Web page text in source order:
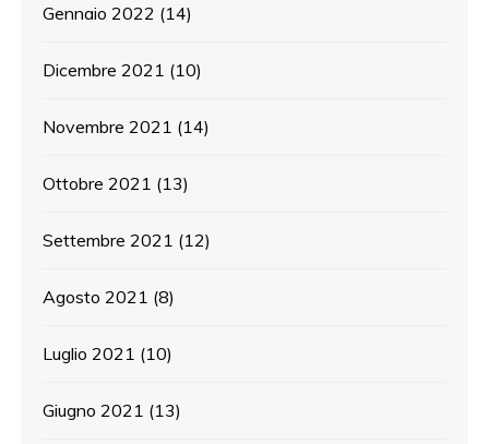
Gennaio 2022 (14)
Dicembre 2021 (10)
Novembre 2021 (14)
Ottobre 2021 (13)
Settembre 2021 (12)
Agosto 2021 (8)
Luglio 2021 (10)
Giugno 2021 (13)